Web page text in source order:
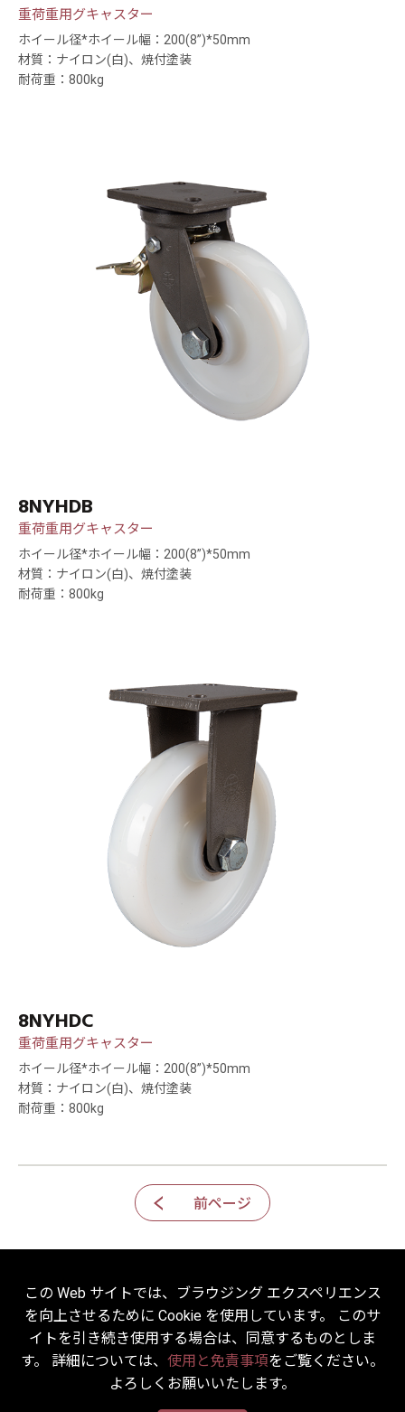
重荷重用グキャスター
ホイール径*ホイール幅：200(8”)*50mm
材質：ナイロン(白)、焼付塗装
耐荷重：800kg
8NYHDB
重荷重用グキャスター
ホイール径*ホイール幅：200(8”)*50mm
材質：ナイロン(白)、焼付塗装
耐荷重：800kg
8NYHDC
重荷重用グキャスター
ホイール径*ホイール幅：200(8”)*50mm
材質：ナイロン(白)、焼付塗装
耐荷重：800kg
前ページ
2022 © HICKWALL TECH CASTER INDUSTRIAL CO., LTD. All
Rights Reserved.
Designed by Lets MediaEZB2B
この Web サイトでは、ブラウジング エクスペリエンス
を向上させるために Cookie を使用しています。 このサ
イトを引き続き使用する場合は、同意するものとしま
す。 詳細については、 使用と免責事項をご覧ください。
よろしくお願いいたします。